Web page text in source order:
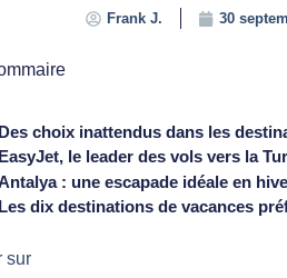
Frank J. 30
Des choix inattendus dans les
EasyJet, le leader des vols vers la
: une escapade idéale en
Les dix destinations de vacances
sur